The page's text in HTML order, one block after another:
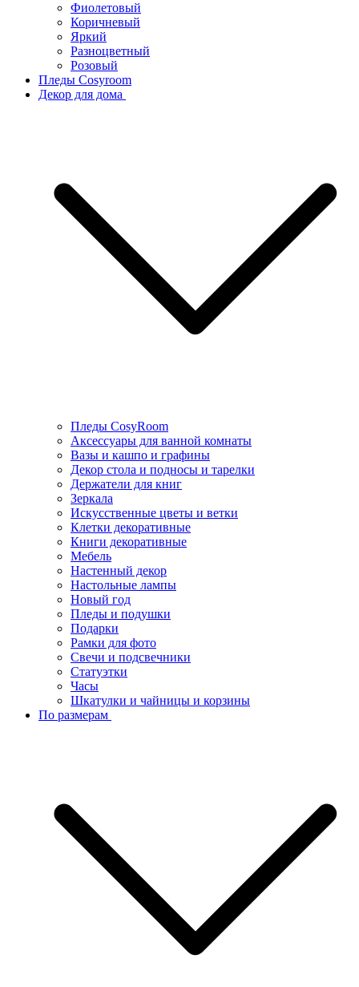
Фиолетовый
Коричневый
Яркий
Разноцветный
Розовый
Пледы Cosyroom
Декор для дома
Пледы CosyRoom
Аксессуары для ванной комнаты
Вазы и кашпо и графины
Декор стола и подносы и тарелки
Держатели для книг
Зеркала
Искусcтвенные цветы и ветки
Клетки декоративные
Книги декоративные
Мебель
Настенный декор
Настольные лампы
Новый год
Пледы и подушки
Подарки
Рамки для фото
Свечи и подсвечники
Статуэтки
Часы
Шкатулки и чайницы и корзины
По размерам